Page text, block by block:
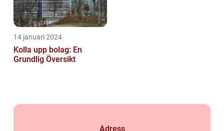
14 januari 2024
Kolla upp bolag: En
Grundlig Översikt
Adress